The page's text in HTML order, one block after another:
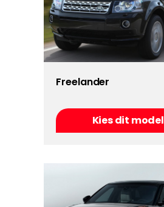
Freelander
Kies dit model